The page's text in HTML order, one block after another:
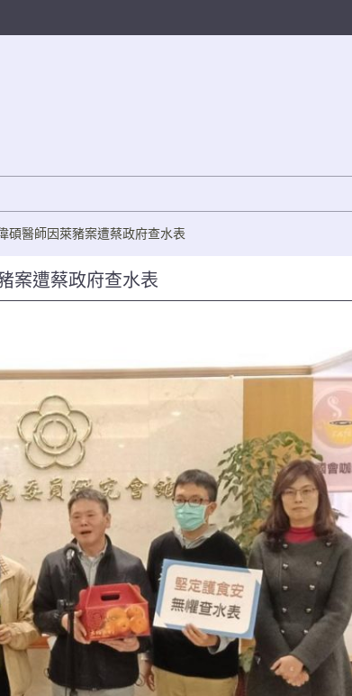
碩醫師因萊豬案遭蔡政府查水表
案遭蔡政府查水表